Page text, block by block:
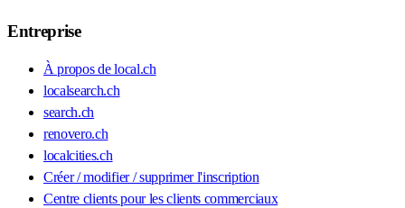
Entreprise
À propos de local.ch
localsearch.ch
search.ch
renovero.ch
localcities.ch
Créer / modifier / supprimer l'inscription
Centre clients pour les clients commerciaux